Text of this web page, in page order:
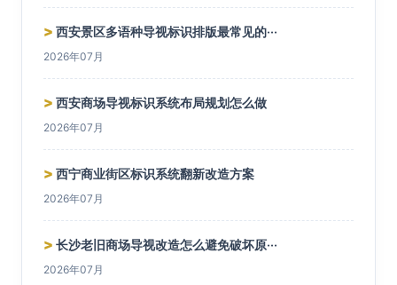
> 西安景区多语种导视标识排版最常见的···
2026年07月
> 西安商场导视标识系统布局规划怎么做
2026年07月
> 西宁商业街区标识系统翻新改造方案
2026年07月
> 长沙老旧商场导视改造怎么避免破坏原···
2026年07月